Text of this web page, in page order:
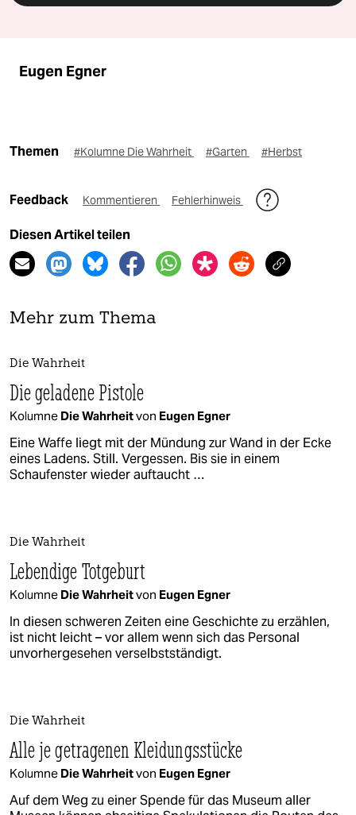
Eugen Egner
Themen #Kolumne Die Wahrheit #Garten #Herbst
Feedback Kommentieren Fehlerhinweis
Diesen Artikel teilen
Mehr zum Thema
Die Wahrheit
Die geladene Pistole
Kolumne Die Wahrheitvon Eugen Egner
Eine Waffe liegt mit der Mündung zur Wand in der Ecke
eines Ladens. Still. Vergessen. Bis sie in einem
Schaufenster wieder auftaucht …
Die Wahrheit
Lebendige Totgeburt
Kolumne Die Wahrheitvon Eugen Egner
In diesen schweren Zeiten eine Geschichte zu erzählen,
ist nicht leicht – vor allem wenn sich das Personal
unvorhergesehen verselbstständigt.
Die Wahrheit
Alle je getragenen Kleidungsstücke
Kolumne Die Wahrheitvon Eugen Egner
Auf dem Weg zu einer Spende für das Museum aller